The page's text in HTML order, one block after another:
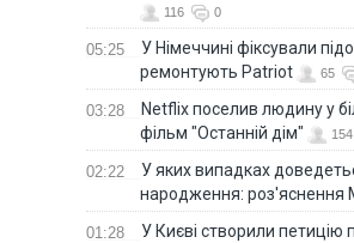
116 0
05:25
У Німеччині фіксували
ремонтують Patriot
65
03:28
Netflix поселив людину у
фільм "Останній дім"
154
02:22
У яких випадках
народження: роз'яснення
01:28
У Києві створили петицію